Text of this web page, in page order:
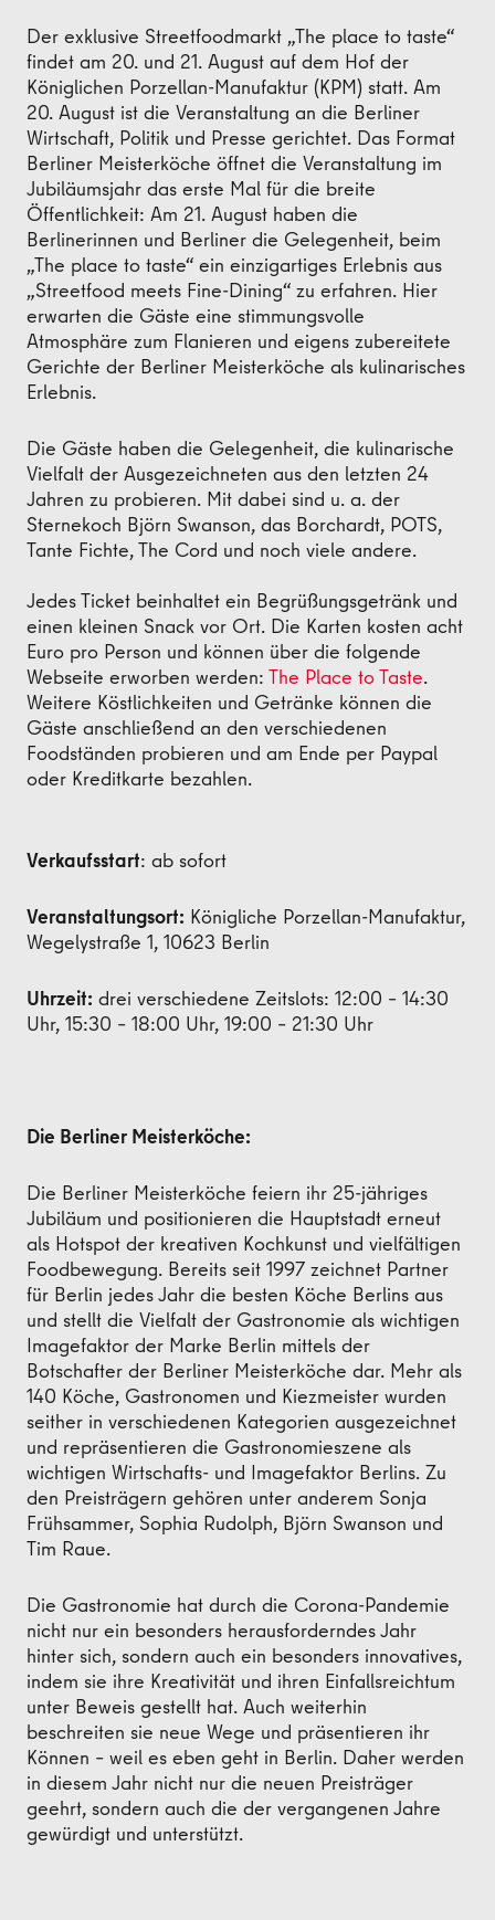
Der exklusive Streetfoodmarkt „The place to taste“
findet am 20. und 21. August auf dem Hof der
Königlichen Porzellan-Manufaktur (KPM) statt. Am
20. August ist die Veranstaltung an die Berliner
Wirtschaft, Politik und Presse gerichtet. Das Format
Berliner Meisterköche öffnet die Veranstaltung im
Jubiläumsjahr das erste Mal für die breite
Öffentlichkeit: Am 21. August haben die
Berlinerinnen und Berliner die Gelegenheit, beim
„The place to taste“ ein einzigartiges Erlebnis aus
„Streetfood meets Fine-Dining“ zu erfahren. Hier
erwarten die Gäste eine stimmungsvolle
Atmosphäre zum Flanieren und eigens zubereitete
Gerichte der Berliner Meisterköche als kulinarisches
Erlebnis.
Die Gäste haben die Gelegenheit, die kulinarische
Vielfalt der Ausgezeichneten aus den letzten 24
Jahren zu probieren. Mit dabei sind u. a. der
Sternekoch Björn Swanson, das Borchardt, POTS,
Tante Fichte, The Cord und noch viele andere.
Jedes Ticket beinhaltet ein Begrüßungsgetränk und
einen kleinen Snack vor Ort. Die Karten kosten acht
Euro pro Person und können über die folgende
Webseite erworben werden: The Place to Taste.
Weitere Köstlichkeiten und Getränke können die
Gäste anschließend an den verschiedenen
Foodständen probieren und am Ende per Paypal
oder Kreditkarte bezahlen.
Verkaufsstart: ab sofort
Veranstaltungsort: Königliche Porzellan-Manufaktur,
Wegelystraße 1, 10623 Berlin
Uhrzeit: drei verschiedene Zeitslots: 12:00 – 14:30
Uhr, 15:30 – 18:00 Uhr, 19:00 – 21:30 Uhr
Die Berliner Meisterköche:
Die Berliner Meisterköche feiern ihr 25-jähriges
Jubiläum und positionieren die Hauptstadt erneut
als Hotspot der kreativen Kochkunst und vielfältigen
Foodbewegung. Bereits seit 1997 zeichnet Partner
für Berlin jedes Jahr die besten Köche Berlins aus
und stellt die Vielfalt der Gastronomie als wichtigen
Imagefaktor der Marke Berlin mittels der
Botschafter der Berliner Meisterköche dar. Mehr als
140 Köche, Gastronomen und Kiezmeister wurden
seither in verschiedenen Kategorien ausgezeichnet
und repräsentieren die Gastronomieszene als
wichtigen Wirtschafts- und Imagefaktor Berlins. Zu
den Preisträgern gehören unter anderem Sonja
Frühsammer, Sophia Rudolph, Björn Swanson und
Tim Raue.
Die Gastronomie hat durch die Corona-Pandemie
nicht nur ein besonders herausforderndes Jahr
hinter sich, sondern auch ein besonders innovatives,
indem sie ihre Kreativität und ihren Einfallsreichtum
unter Beweis gestellt hat. Auch weiterhin
beschreiten sie neue Wege und präsentieren ihr
Können – weil es eben geht in Berlin. Daher werden
in diesem Jahr nicht nur die neuen Preisträger
geehrt, sondern auch die der vergangenen Jahre
gewürdigt und unterstützt.